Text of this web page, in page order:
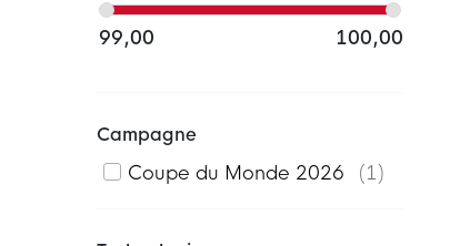
99,00 100,00
Campagne
Coupe du Monde 2026
1